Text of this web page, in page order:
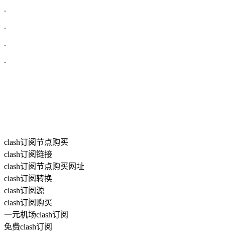
.
.
.
.
clash订阅节点购买
clash订阅链接
clash订阅节点购买网址
clash订阅转换
clash订阅源
clash订阅购买
一元机场clash订阅
免费clash订阅